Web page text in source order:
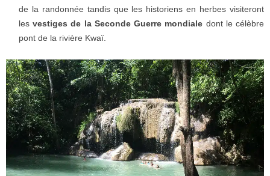
de la randonnée tandis que les historiens en herbes visiteront
lesvestiges de la Seconde Guerre mondiale dont le célèbre
pont de la rivière Kwaï.